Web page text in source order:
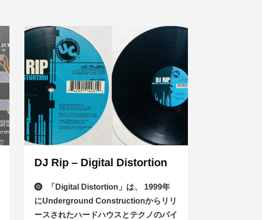
DJ Rip – Digital Distortion
「Digital Distortion」は、 1999年
にUnderground Constructionからリリ
ースされたハードハウスとテクノのパイ